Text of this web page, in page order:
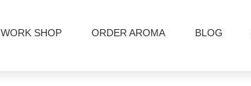
WORK SHOP ORDER AROMA BLOG